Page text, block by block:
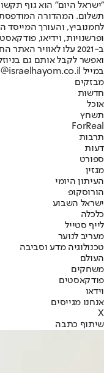
"ישראל היום" הוא גוף
ופרשנויות, וידיאו,
ב-2021 עלו לאוויר
ואפשר לקבל אותם גם
במייל hayom@israelhayom.co.il.
מבזקים
חדשות
אוכל
תשחץ
ForReal
תרבות
דעות
ספורט
מגזין
העיתון היומי
הורוסקופ
ישראל השבוע
כלכלה
לייף סטייל
מעריב לנוער
טכנולוגיה מדע וסביבה
העולם
משחקים
פודקאסטים
וידאו
אנחנו מגייסים
X
שיתוף כתבה